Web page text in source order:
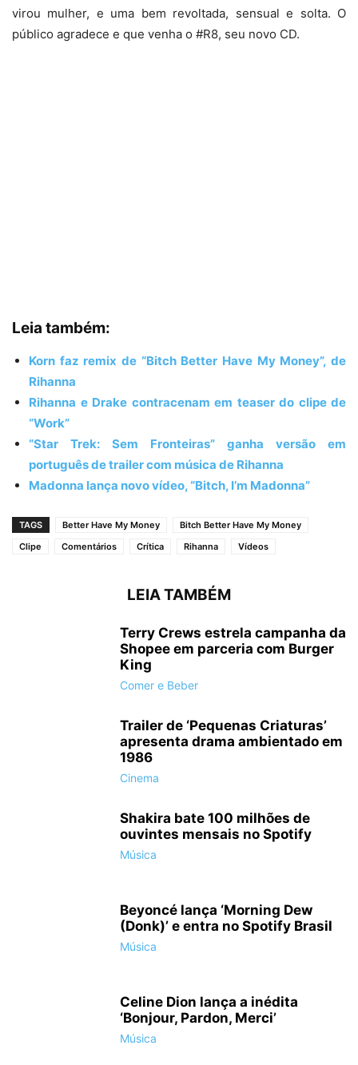
virou mulher, e uma bem revoltada, sensual e solta. O
público agradece e que venha o #R8, seu novo CD.
Leia também:
Korn faz remix de “Bitch Better Have My Money”, de
Rihanna
Rihanna e Drake contracenam em teaser do clipe de
“Work”
“Star Trek: Sem Fronteiras” ganha versão em
português de trailer com música de Rihanna
Madonna lança novo vídeo, “Bitch, I’m Madonna”
TAGS Better Have My Money
Bitch Better Have My Money
Clipe
Comentários Crítica Rihanna Vídeos
LEIA TAMBÉM
Terry Crews estrela campanha da
Shopee em parceria com Burger
King
Comer e Beber
Trailer de ‘Pequenas Criaturas’
apresenta drama ambientado em
1986
Cinema
Shakira bate 100 milhões de
ouvintes mensais no Spotify
Música
Beyoncé lança ‘Morning Dew
(Donk)’ e entra no Spotify Brasil
Música
Celine Dion lança a inédita
‘Bonjour, Pardon, Merci’
Música